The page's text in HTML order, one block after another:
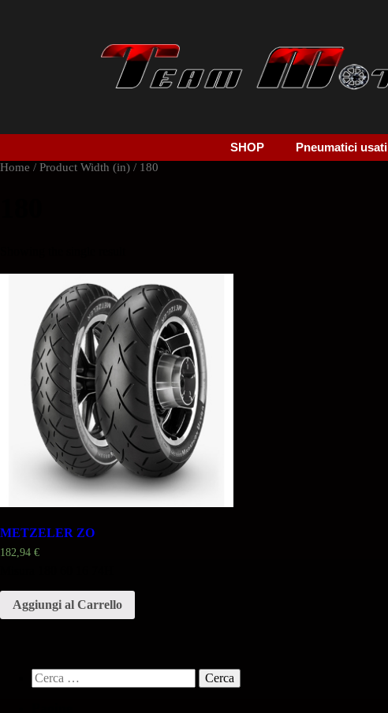
SHOP Pneumatici usati
Home / Product Width (in) / 180
METZELER ZO
182,94 €
Aggiungi al Carrello